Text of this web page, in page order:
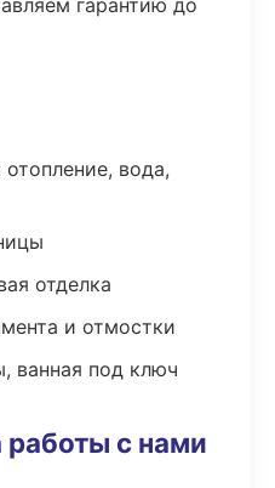
гарантию до
вода,
отделка
и отмостки
ванная под ключ
с нами